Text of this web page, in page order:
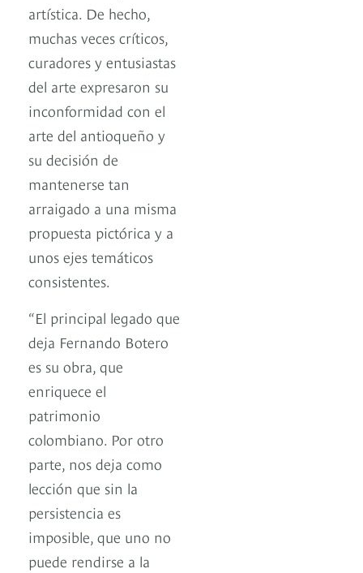
artística. De hecho,
muchas veces críticos,
curadores y entusiastas
del arte expresaron su
inconformidad con el
arte del antioqueño y
su decisión de
mantenerse tan
arraigado a una misma
propuesta pictórica y a
unos ejes temáticos
consistentes.
“El principal legado que
deja Fernando Botero
es su obra, que
enriquece el
patrimonio
colombiano. Por otro
parte, nos deja como
lección que sin la
persistencia es
imposible, que uno no
puede rendirse a la